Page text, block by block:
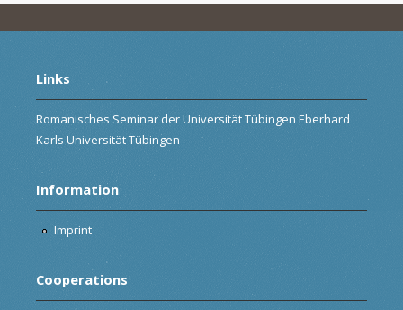
Links
Romanisches Seminar der Universität Tübingen Eberhard
Karls Universität Tübingen
Information
Imprint
Cooperations